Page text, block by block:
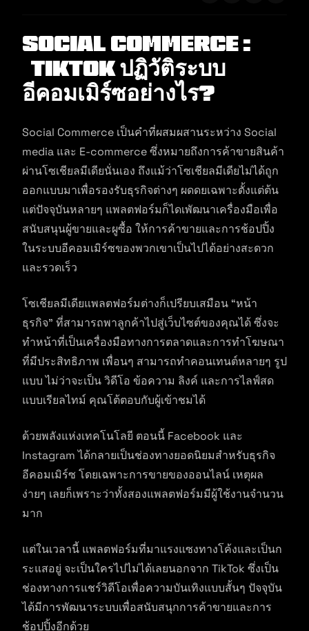
Social Commerce :
TikTok ปฏิวัติระบบ
อีคอมเมิร์ซอย่างไร?
Social Commerce เป็นคำที่ผสมผสานระหว่าง Social
media และ E-commerce ซึ่งหมายถึงการค้าขายสินค้า
ผ่านโซเชียลมีเดียนั่นเอง ถึงแม้ว่าโซเชียลมีเดียไม่ได้ถูก
ออกแบบมาเพื่อรองรับธุรกิจต่างๆ ผดดยเฉพาะตั้งแต่ต้น
แต่ปัจจุบันหลายๆ แพลตฟอร์มก็ไดเพัฒนาเครื่องมือเพื่อ
สนับสนุนผู้ขายและผูซื้อ ให้การค้าขายและการช้อปปิ้ง
ในระบบอีคอมเมิร์ซของพวกเขาเป็นไปได้อย่างสะดวก
และรวดเร็ว
โซเชียลมีเดียแพลตฟอร์มต่างก็เปรียบเสมือน “หน้า
ธุรกิจ” ที่สามารถพาลูกค้าไปสู่เว็บไซต์ของคุณได้ ซึ่งจะ
ทำหน้าที่เป็นเครื่องมือทางการตลาดและการทำโฆษณา
ที่มีประสิทธิภาพ เพื่อนๆ สามารถทำคอนเทนต์หลายๆ รูป
แบบ ไม่ว่าจะเป็น วิดีโอ ข้อความ ลิงค์ และการไลฟ์สด
แบบเรียลไทม์ คุณโต้ตอบกับผู้เข้าชมได้
ด้วยพลังแห่งเทคโนโลยี ตอนนี้ Facebook และ
Instagram ได้กลายเป็นช่องทางยอดนิยมสำหรับธุรกิจ
อีคอมเมิร์ซ โดยเฉพาะการขายของออนไลน์ เหตุผล
ง่ายๆ เลยก็เพราะว่าทั้งสองแพลตฟอร์มมีผู้ใช้งานจำนวน
มาก
แต่ในเวลานี้ แพลตฟอร์มที่มาแรงแซงทางโค้งและเป็นก
ระแสอยู่ จะเป็นใครไปไม่ได้เลยนอกจาก TikTok ซึ่งเป็น
ช่องทางการแชร์วิดีโอเพื่อความบันเทิงแบบสั้นๆ ปัจจุบัน
ได้มีการพัฒนาระบบเพื่อสนับสนุกการค้าขายและการ
ช้อปปิ้งอีกด้วย